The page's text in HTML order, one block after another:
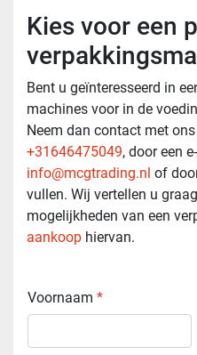
Kies voor een
Bent u geïnteresseerd in
machines voor in de
Neem dan contact met
+31646475049, door een
info@mcgtrading.nl of
vullen. Wij vertellen u
mogelijkheden van een
aankoop hiervan.
Voornaam *